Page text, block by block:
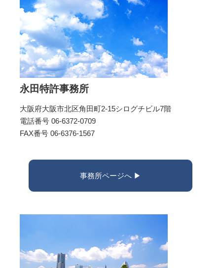
永田特許事務所
大阪府大阪市北区角田町2-15シログチビル7階
電話番号 06-6372-0709
FAX番号 06-6376-1567
事務所ページへ ▶︎